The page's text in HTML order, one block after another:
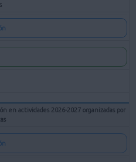
en actividades 2026-2027 organizadas por